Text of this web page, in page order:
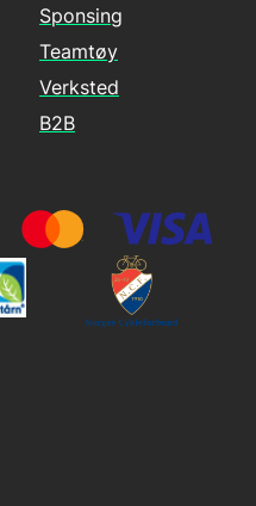
Sponsing
Teamtøy
Verksted
B2B